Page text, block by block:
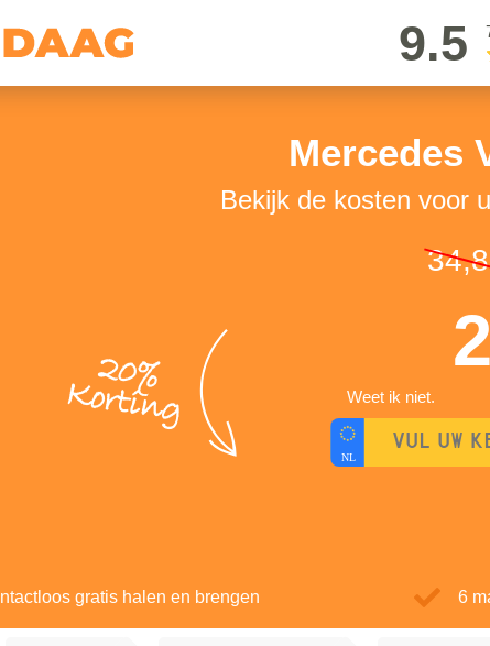
9.5
Mercedes
Bekijk de kosten voor
20%
Korting Weet ik niet.
gratis halen en brengen 6